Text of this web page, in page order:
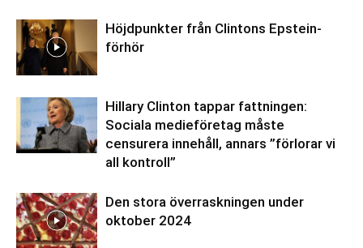
Höjdpunkter från Clintons Epstein-
förhör
Hillary Clinton tappar fattningen:
Sociala medieföretag måste
censurera innehåll, annars ”förlorar vi
all kontroll”
Den stora överraskningen under
oktober 2024